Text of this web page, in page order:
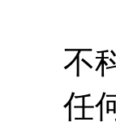
不科
任何